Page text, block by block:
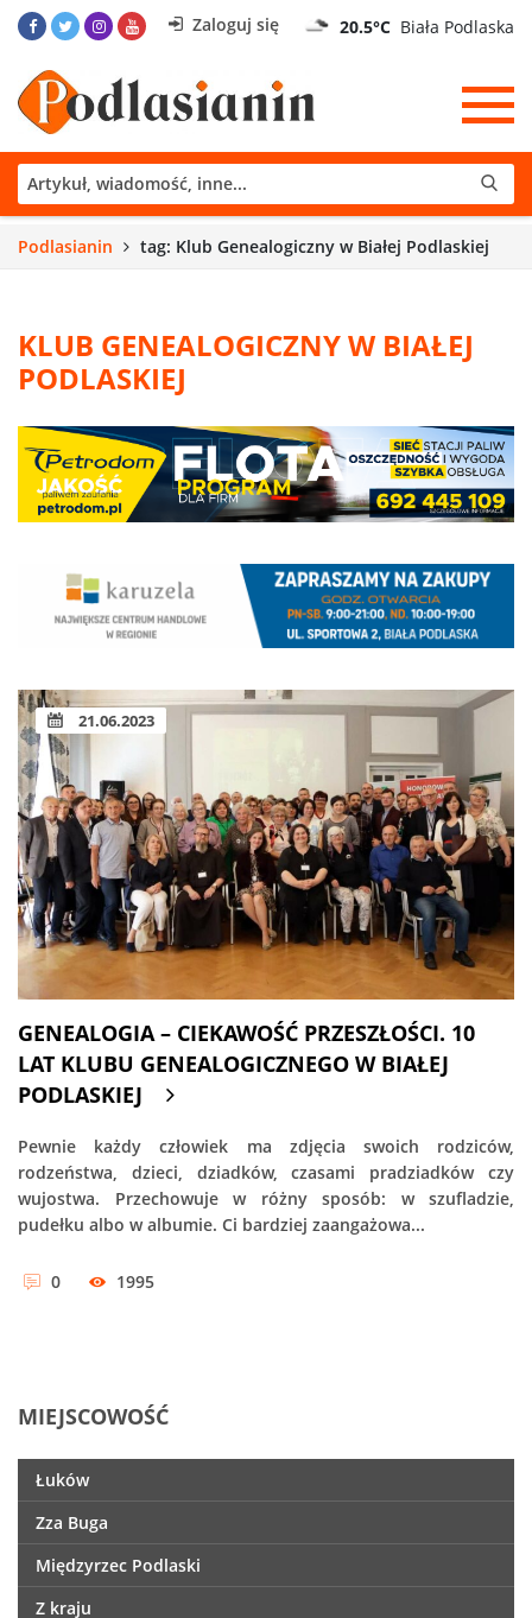
Zaloguj się 20.5°C Biała Podlaska
Podlasianin tag: Klub Genealogiczny w Białej Podlaskiej
KLUB GENEALOGICZNY W BIAŁEJ
PODLASKIEJ
21.06.2023
GENEALOGIA – CIEKAWOŚĆ PRZESZŁOŚCI. 10
LAT KLUBU GENEALOGICZNEGO W BIAŁEJ
PODLASKIEJ
Pewnie każdy człowiek ma zdjęcia swoich rodziców,
rodzeństwa, dzieci, dziadków, czasami pradziadków czy
wujostwa. Przechowuje w różny sposób: w szufladzie,
pudełku albo w albumie. Ci bardziej zaangażowa...
0 1995
MIEJSCOWOŚĆ
Łuków
Zza Buga
Międzyrzec Podlaski
Z kraju